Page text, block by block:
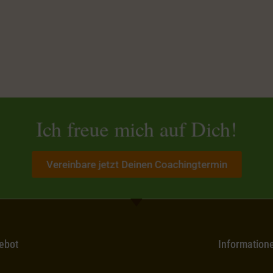
Ich freue mich auf Dich!
Vereinbare jetzt Deinen Coachingtermin